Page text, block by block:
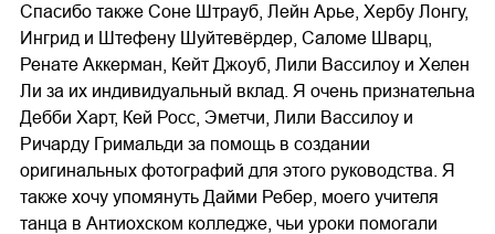
Спасибо также Соне Штрауб, Лейн Арье, Хербу Лонгу,
Ингрид и Штефену Шуйтевёрдер, Саломе Шварц,
Ренате Аккерман, Кейт Джоуб, Лили Вассилоу и Хелен
Ли за их индивидуальный вклад. Я очень признательна
Дебби Харт, Кей Росс, Эметчи, Лили Вассилоу и
Ричарду Гримальди за помощь в создании
оригинальных фотографий для этого руководства. Я
также хочу упомянуть Дайми Ребер, моего учителя
танца в Антиохском колледже, чьи уроки помогали